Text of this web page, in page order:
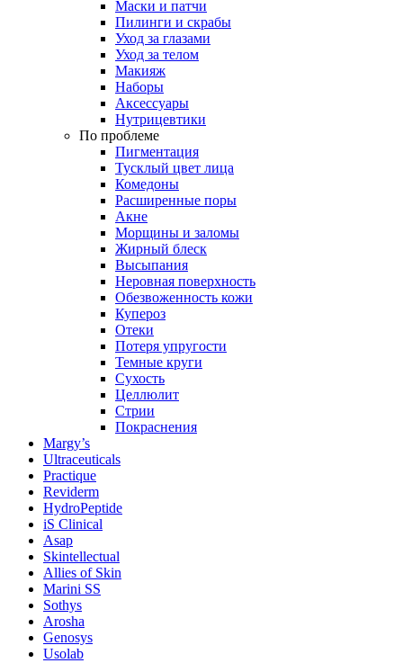
Маски и патчи
Пилинги и скрабы
Уход за глазами
Уход за телом
Макияж
Наборы
Аксессуары
Нутрицевтики
По проблеме
Пигментация
Тусклый цвет лица
Комедоны
Расширенные поры
Акне
Морщины и заломы
Жирный блеск
Высыпания
Неровная поверхность
Обезвоженность кожи
Купероз
Отеки
Потеря упругости
Темные круги
Сухость
Целлюлит
Стрии
Покраснения
Margy’s
Ultraceuticals
Practique
Reviderm
HydroPeptide
iS Clinical
Asap
Skintellectual
Allies of Skin
Marini SS
Sothys
Arosha
Genosys
Usolab